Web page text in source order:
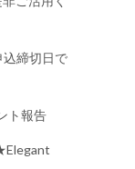
締切日で
ト報告